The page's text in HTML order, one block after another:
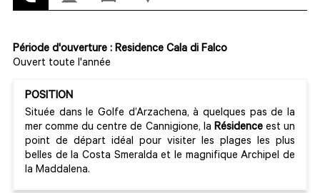
Période d'ouverture : Residence Cala di Falco
Ouvert toute l'année
POSITION
Située dans le Golfe d’Arzachena, à quelques pas de la
mer comme du centre de Cannigione, la Résidence est un
point de départ idéal pour visiter les plages les plus
belles de la Costa Smeralda et le magnifique Archipel de
la Maddalena.